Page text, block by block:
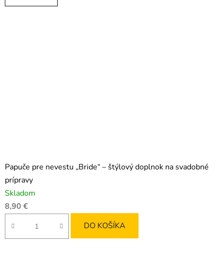
Papuče pre nevestu „Bride“ – štýlový doplnok na svadobné
prípravy
Skladom
8,90 €
DO KOŠÍKA